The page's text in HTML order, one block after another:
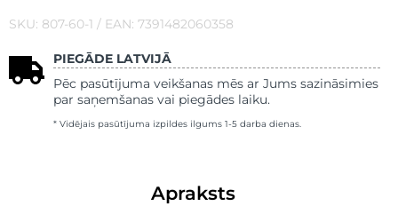
SKU: 807-60-1 / EAN: 7391482060358
PIEGĀDE LATVIJĀ
Pēc pasūtījuma veikšanas mēs ar Jums sazināsimies
par saņemšanas vai piegādes laiku.
* Vidējais pasūtījuma izpildes ilgums 1-5 darba dienas.
Apraksts